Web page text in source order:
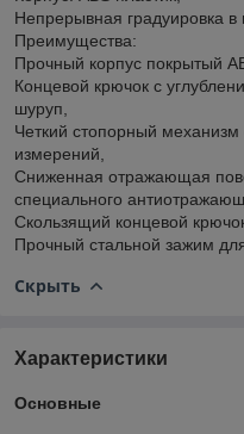
Непрерывная градуировка в
Преимущества:
Прочный корпус покрытый
Концевой крючок с
шуруп,
Четкий стопорный
измерений,
Сниженная отражающая
специального
Скользящий концевой
Прочный стальной зажим
Скрыть
Характеристики
Основные